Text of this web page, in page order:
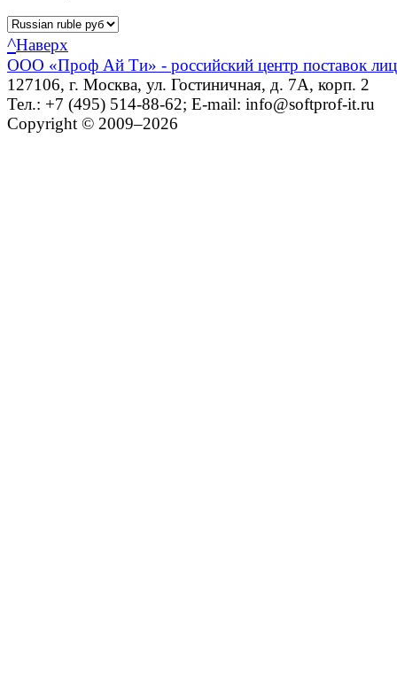
^Наверх
ООО «Проф Ай Ти» - российский центр поставок
127106, г. Москва, ул. Гостиничная, д. 7А, корп. 2
Тел.: +7 (495) 514-88-62; E-mail: info@softprof-it.ru
Copyright © 2009–2026